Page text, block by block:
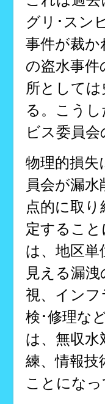
グリ･スン
事件が裁
の盗水事
所として
る。こう
ビス委員
物理的損失
員会が漏
点的に取
定するこ
は、地区単
見える漏
視、インフ
検･修理な
は、無収水
練、情報技
ことにな